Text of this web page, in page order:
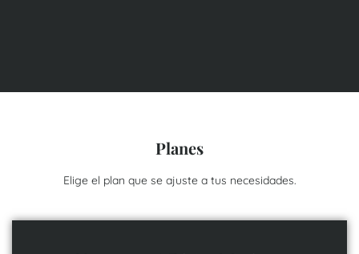
Planes
Elige el plan que se ajuste a tus necesidades.